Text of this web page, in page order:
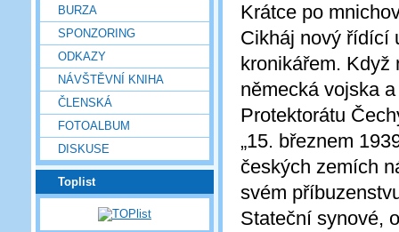
BURZA
SPONZORING
ODKAZY
NÁVŠTĚVNÍ KNIHA
ČLENSKÁ
FOTOALBUM
DISKUSE
Toplist
Krátce po
Cikháj nový řídící
kronikářem.
německá vojska
Protektorátu
„15. březnem
českých zemích
svém
Stateční synové,